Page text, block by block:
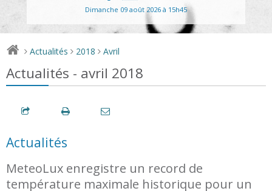
Dimanche 09 août 2026 à 15h45
> Actualités > 2018 > Avril
Actualités - avril 2018
Actualités
MeteoLux enregistre un record de
température maximale historique pour un